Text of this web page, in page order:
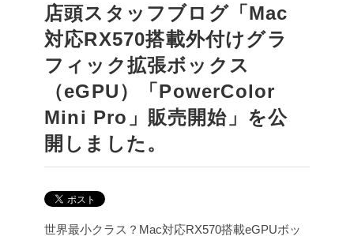
店頭スタッフブログ「Mac
対応RX570搭載外付けグラ
フィック拡張ボックス
（eGPU）「PowerColor
Mini Pro」販売開始」を公
開しました。
世界最小クラス？Mac対応RX570搭載eGPUボッ